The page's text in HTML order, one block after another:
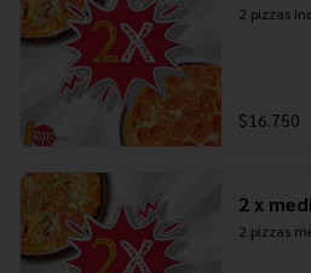
2 pizzas
$16.750
2 x
2 pizzas